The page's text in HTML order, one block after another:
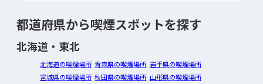
都道府県から喫煙スポットを探す
北海道・東北
北海道の喫煙場所 青森県の喫煙場所 岩手県の喫煙場所
宮城県の喫煙場所 秋田県の喫煙場所 山形県の喫煙場所